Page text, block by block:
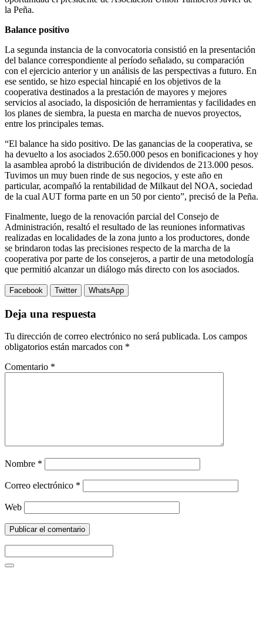
la Peña.
Balance positivo
La segunda instancia de la convocatoria consistió en la presentación
del balance correspondiente al período señalado, su comparación
con el ejercicio anterior y un análisis de las perspectivas a futuro. En
ese sentido, se hizo especial hincapié en los objetivos de la
cooperativa destinados a la prestación de mayores y mejores
servicios al asociado, la disposición de herramientas y facilidades en
los planes de siembra, la puesta en marcha de nuevos proyectos,
entre los principales temas.
“El balance ha sido positivo. De las ganancias de la cooperativa, se
ha devuelto a los asociados 2.650.000 pesos en bonificaciones y hoy
la asamblea aprobó la distribución de dividendos de 213.000 pesos.
Tuvimos un muy buen rinde de sus negocios, y este año en
particular, acompañó la rentabilidad de Milkaut del NOA, sociedad
de la cual AUT forma parte en un 50 por ciento”, precisó de la Peña.
Finalmente, luego de la renovación parcial del Consejo de
Administración, resaltó el resultado de las reuniones informativas
realizadas en localidades de la zona junto a los productores, donde
se brindaron todas las precisiones respecto de la marcha de la
cooperativa por parte de los consejeros, a partir de una metodología
que permitió alcanzar un diálogo más directo con los asociados.
Facebook Twitter WhatsApp
Deja una respuesta
Tu dirección de correo electrónico no será publicada. Los campos
obligatorios están marcados con *
Comentario *
Nombre *
Correo electrónico *
Web